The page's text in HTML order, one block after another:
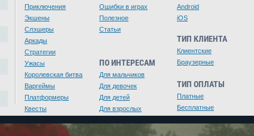
Приключения
Экшены
Слэшеры
Аркады
Стратегии
Ужасы
Королевская битва
Варгеймы
Платформеры
Квесты
Ошибки в играх
Полезное
Статьи
ПО ИНТЕРЕСАМ
Для мальчиков
Для девочек
Для детей
Для взрослых
Android
iOS
ТИП КЛИЕНТА
Клиентские
Браузерные
ТИП ОПЛАТЫ
Платные
Бесплатные